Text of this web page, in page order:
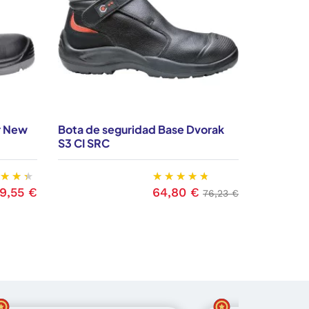
New
€
Bota de seguridad Base Dvorak
S3 CI SRC
Precio
64,80 € Precio base
76,23 €